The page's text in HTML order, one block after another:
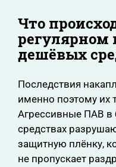
Что
регулярном
дешёвых
Последствия
именно поэтому их
Агрессивные ПАВ
средствах
защитную плёнку,
не пропускает